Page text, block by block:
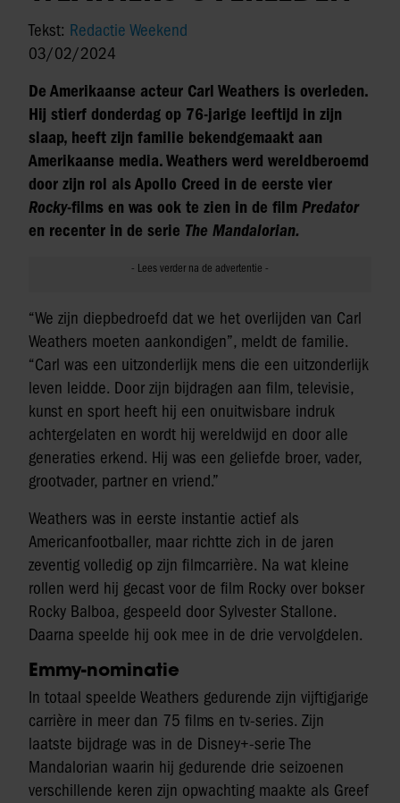
Tekst: Redactie Weekend
03/02/2024
De Amerikaanse acteur Carl Weathers is overleden.
Hij stierf donderdag op 76-jarige leeftijd in zijn
slaap, heeft zijn familie bekendgemaakt aan
Amerikaanse media. Weathers werd wereldberoemd
door zijn rol als Apollo Creed in de eerste vier
Rocky-films en was ook te zien in de film Predator
en recenter in de serie The Mandalorian.
“We zijn diepbedroefd dat we het overlijden van Carl
Weathers moeten aankondigen”, meldt de familie.
“Carl was een uitzonderlijk mens die een uitzonderlijk
leven leidde. Door zijn bijdragen aan film, televisie,
kunst en sport heeft hij een onuitwisbare indruk
achtergelaten en wordt hij wereldwijd en door alle
generaties erkend. Hij was een geliefde broer, vader,
grootvader, partner en vriend.”
Weathers was in eerste instantie actief als
Americanfootballer, maar richtte zich in de jaren
zeventig volledig op zijn filmcarrière. Na wat kleine
rollen werd hij gecast voor de film Rocky over bokser
Rocky Balboa, gespeeld door Sylvester Stallone.
Daarna speelde hij ook mee in de drie vervolgdelen.
Emmy-nominatie
In totaal speelde Weathers gedurende zijn vijftigjarige
carrière in meer dan 75 films en tv-series. Zijn
laatste bijdrage was in de Disney+-serie The
Mandalorian waarin hij gedurende drie seizoenen
verschillende keren zijn opwachting maakte als Greef